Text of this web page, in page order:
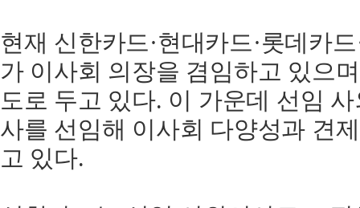
현재 신한카드·현대카드·롯데카
가 이사회 의장을 겸임하고 있으
도로 두고 있다. 이 가운데 선임
사를 선임해 이사회 다양성과 견
고 있다.